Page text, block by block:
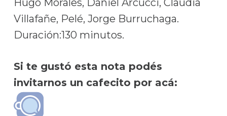
Hugo Morales, Daniel Arcucci, Claudia
Villafañe, Pelé, Jorge Burruchaga.
Duración:130 minutos.
Si te gustó esta nota podés
invitarnos un cafecito por acá: